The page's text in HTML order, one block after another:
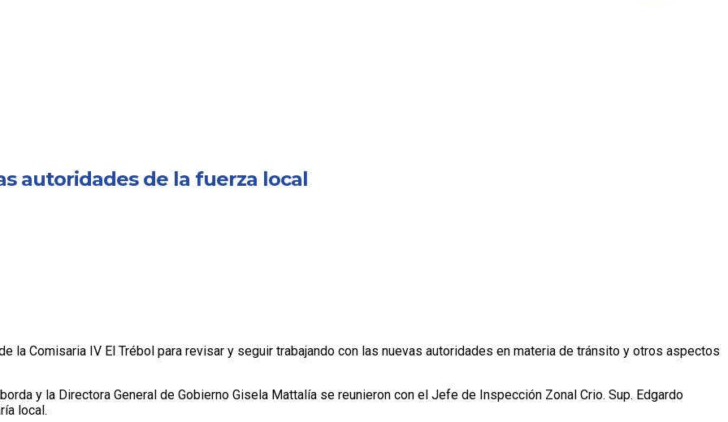
autoridades de la fuerza local
la Comisaria IV El Trébol para revisar y seguir trabajando con las nuevas autoridades en materia de tránsito y otros aspectos
y la Directora General de Gobierno Gisela Mattalía se reunieron con el Jefe de Inspección Zonal Crio. Sup. Edgardo
local.